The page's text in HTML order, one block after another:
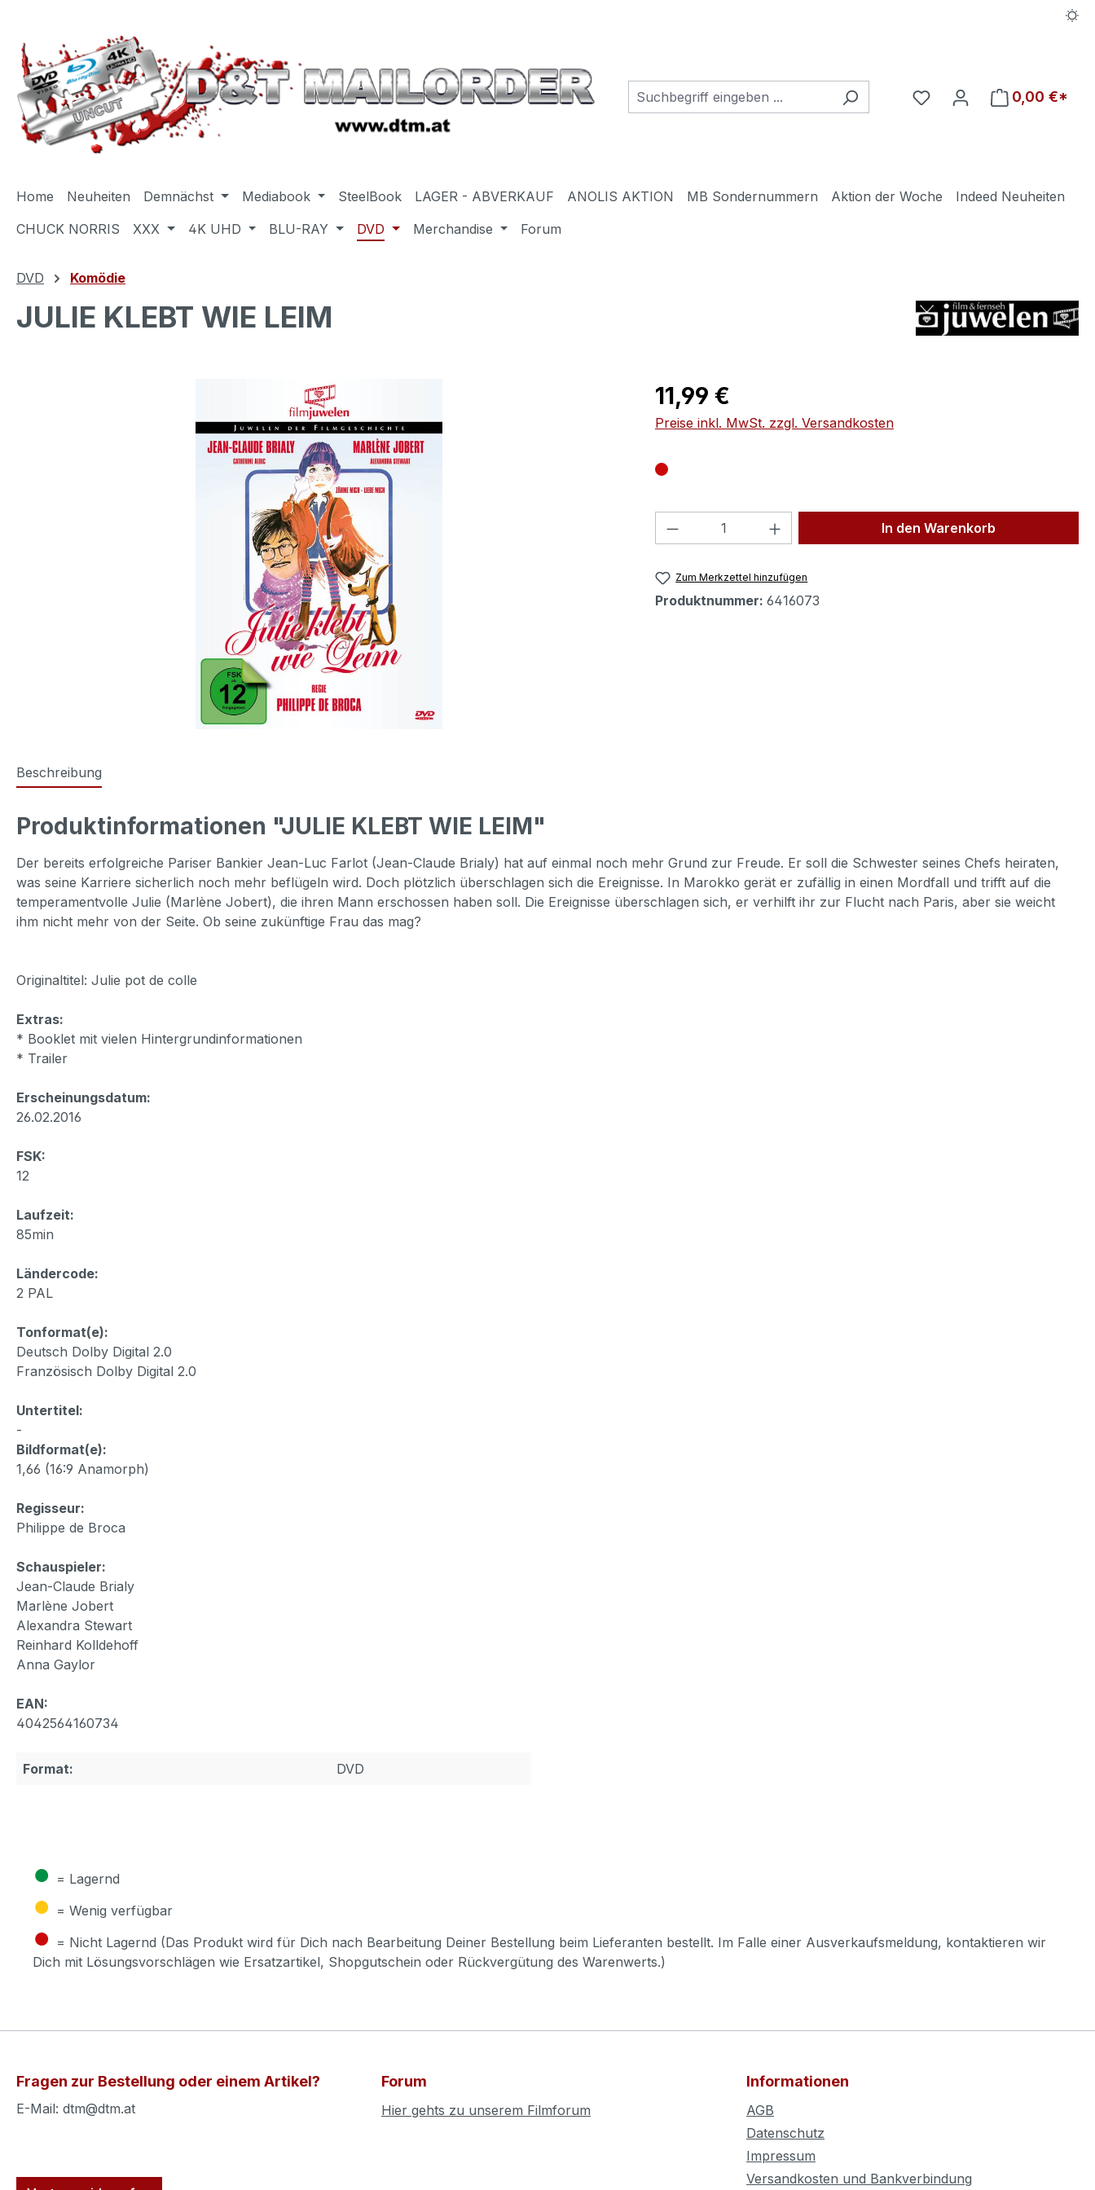
Du hast 0 Produkte auf
0,00 €*
Home Neuheiten Demnächst Mediabook SteelBook LAGER - ABVERKAUF ANOLIS AKTION MB Sondernummern Aktion der Woche
Indeed Neuheiten
CHUCK NORRIS
XXX 4K UHD BLU-RAY DVD Merchandise Forum
DVD Komödie
JULIE KLEBT WIE LEIM
Regulärer Preis:
11,99 €
Preise inkl. MwSt. zzgl. Versandkosten
Produkt Anzahl: Gib den gewünschten Wert
In den Warenkorb
Zum Merkzettel hinzufügen
Produktnummer: 6416073
Beschreibung
Produktinformationen "JULIE KLEBT WIE LEIM"
Der bereits erfolgreiche Pariser Bankier Jean-Luc Farlot (Jean-Claude Brialy) hat auf einmal noch mehr Grund zur Freude. Er soll die Schwester seines Chefs heiraten,
was seine Karriere sicherlich noch mehr beflügeln wird. Doch plötzlich überschlagen sich die Ereignisse. In Marokko gerät er zufällig in einen Mordfall und trifft auf die
temperamentvolle Julie (Marlène Jobert), die ihren Mann erschossen haben soll. Die Ereignisse überschlagen sich, er verhilft ihr zur Flucht nach Paris, aber sie weicht
ihm nicht mehr von der Seite. Ob seine zukünftige Frau das mag?
Originaltitel: Julie pot de colle
Extras:
* Booklet mit vielen Hintergrundinformationen
* Trailer
Erscheinungsdatum:
26.02.2016
FSK:
12
Laufzeit:
85min
Ländercode:
2 PAL
Tonformat(e):
Deutsch Dolby Digital 2.0
Französisch Dolby Digital 2.0
Untertitel:
-
Bildformat(e):
1,66 (16:9 Anamorph)
Regisseur:
Philippe de Broca
Schauspieler:
Jean-Claude Brialy
Marlène Jobert
Alexandra Stewart
Reinhard Kolldehoff
Anna Gaylor
EAN:
4042564160734
Format: DVD
● = Lagernd
● = Wenig verfügbar
● = Nicht Lagernd (Das Produkt wird für Dich nach Bearbeitung Deiner Bestellung beim Lieferanten bestellt. Im Falle einer Ausverkaufsmeldung, kontaktieren wir
Dich mit Lösungsvorschlägen wie Ersatzartikel, Shopgutschein oder Rückvergütung des Warenwerts.)
Fragen zur Bestellung oder einem Artikel?
E-Mail: dtm@dtm.at
Forum
Hier gehts zu unserem Filmforum
Informationen
AGB
Datenschutz
Impressum
Versandkosten und Bankverbindung